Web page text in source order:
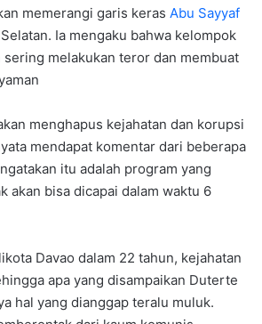
memerangi garis keras Abu Sayyaf
Ia mengaku bahwa kelompok
melakukan teror dan membuat
menghapus kejahatan dan korupsi
mendapat komentar dari beberapa
itu adalah program yang
akan bisa dicapai dalam waktu 6
Davao dalam 22 tahun, kejahatan
apa yang disampaikan Duterte
hal yang dianggap teralu muluk.